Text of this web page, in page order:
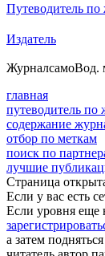
Путеводитель по
Издатель
ЖурналсамоВод.
главная
путеводитель по
содержание
отбор по меткам
поиск по
лучшие
Страница
Если у вас есть
Если уровня еще
а затем